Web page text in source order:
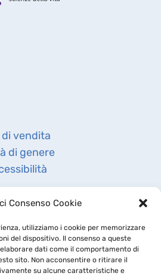
Consenso Cookie
utilizziamo i cookie per memorizzare
del dispositivo. Il consenso a queste
dati come il comportamento di
sito. Non acconsentire o ritirare il
su alcune caratteristiche e
vendita
di genere